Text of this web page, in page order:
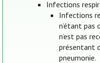
Infections
Infections
n’étant
n’est pas
présentant
pneumonie.